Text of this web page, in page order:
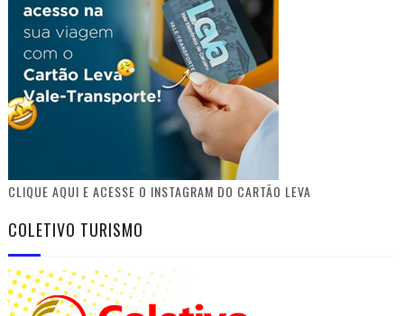
CLIQUE AQUI E ACESSE O INSTAGRAM DO CARTÃO LEVA
COLETIVO TURISMO